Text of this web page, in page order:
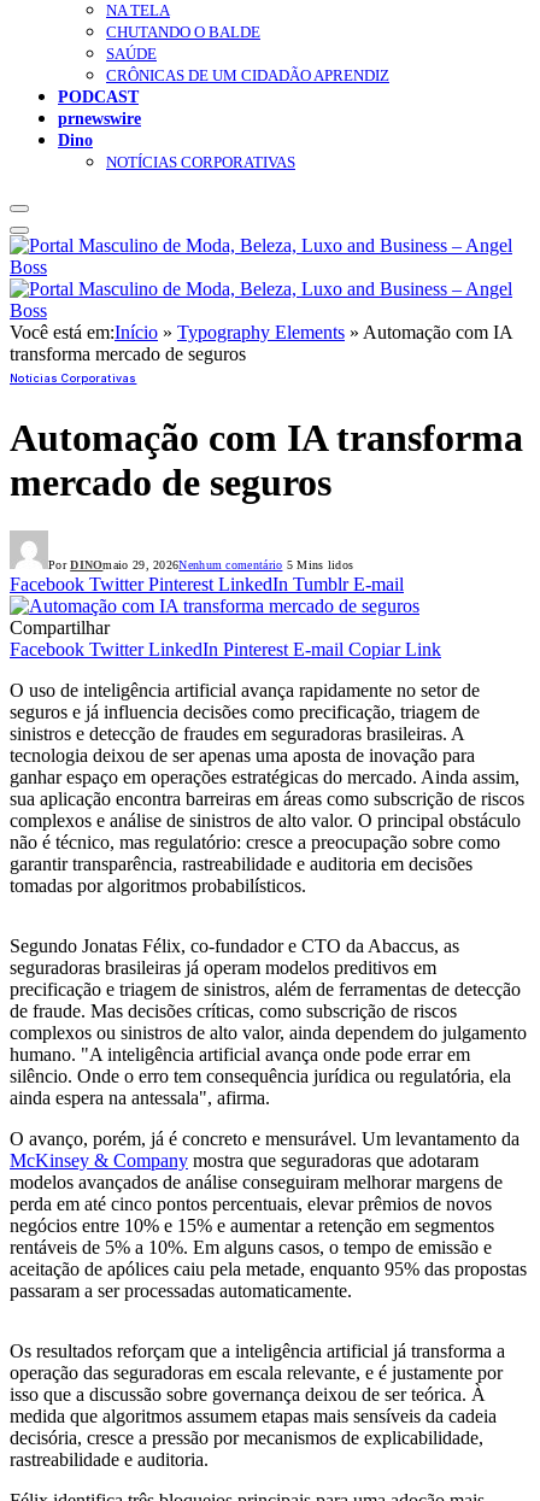
NA TELA
CHUTANDO O BALDE
SAÚDE
CRÔNICAS DE UM CIDADÃO APRENDIZ
PODCAST
prnewswire
Dino
NOTÍCIAS CORPORATIVAS
Você está em:Início » Typography Elements » Automação com IA
transforma mercado de seguros
Notícias Corporativas
Automação com IA transforma
mercado de seguros
Por DINOmaio 29, 2026Nenhum comentário 5 Mins lidos
Facebook Twitter Pinterest LinkedIn Tumblr E-mail
Compartilhar
Facebook Twitter LinkedIn Pinterest E-mail Copiar Link
O uso de inteligência artificial avança rapidamente no setor de
seguros e já influencia decisões como precificação, triagem de
sinistros e detecção de fraudes em seguradoras brasileiras. A
tecnologia deixou de ser apenas uma aposta de inovação para
ganhar espaço em operações estratégicas do mercado. Ainda assim,
sua aplicação encontra barreiras em áreas como subscrição de riscos
complexos e análise de sinistros de alto valor. O principal obstáculo
não é técnico, mas regulatório: cresce a preocupação sobre como
garantir transparência, rastreabilidade e auditoria em decisões
tomadas por algoritmos probabilísticos.
Segundo Jonatas Félix, co-fundador e CTO da Abaccus, as
seguradoras brasileiras já operam modelos preditivos em
precificação e triagem de sinistros, além de ferramentas de detecção
de fraude. Mas decisões críticas, como subscrição de riscos
complexos ou sinistros de alto valor, ainda dependem do julgamento
humano. "A inteligência artificial avança onde pode errar em
silêncio. Onde o erro tem consequência jurídica ou regulatória, ela
ainda espera na antessala", afirma.
O avanço, porém, já é concreto e mensurável. Um levantamento da
McKinsey & Company mostra que seguradoras que adotaram
modelos avançados de análise conseguiram melhorar margens de
perda em até cinco pontos percentuais, elevar prêmios de novos
negócios entre 10% e 15% e aumentar a retenção em segmentos
rentáveis de 5% a 10%. Em alguns casos, o tempo de emissão e
aceitação de apólices caiu pela metade, enquanto 95% das propostas
passaram a ser processadas automaticamente.
Os resultados reforçam que a inteligência artificial já transforma a
operação das seguradoras em escala relevante, e é justamente por
isso que a discussão sobre governança deixou de ser teórica. À
medida que algoritmos assumem etapas mais sensíveis da cadeia
decisória, cresce a pressão por mecanismos de explicabilidade,
rastreabilidade e auditoria.